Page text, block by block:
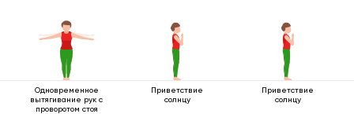
Одновременное
вытягивание рук с
проворотом стоя
Приветствие
солнцу
Приветствие
солнцу